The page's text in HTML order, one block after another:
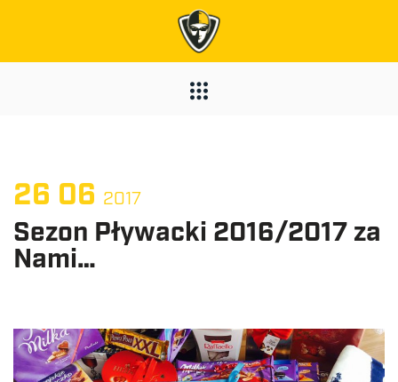
26 06 2017
Sezon Pływacki 2016/2017 za
Nami…